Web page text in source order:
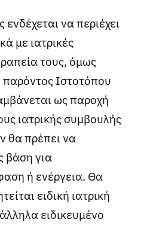
να περιέχει
με ιατρικές
τους, όμως
Ιστοτόπου
ως παροχή
ιατρικής συμβουλής
θα πρέπει να
βάση για
ή ενέργεια. Θα
ειδική ιατρική
ειδικευμένο